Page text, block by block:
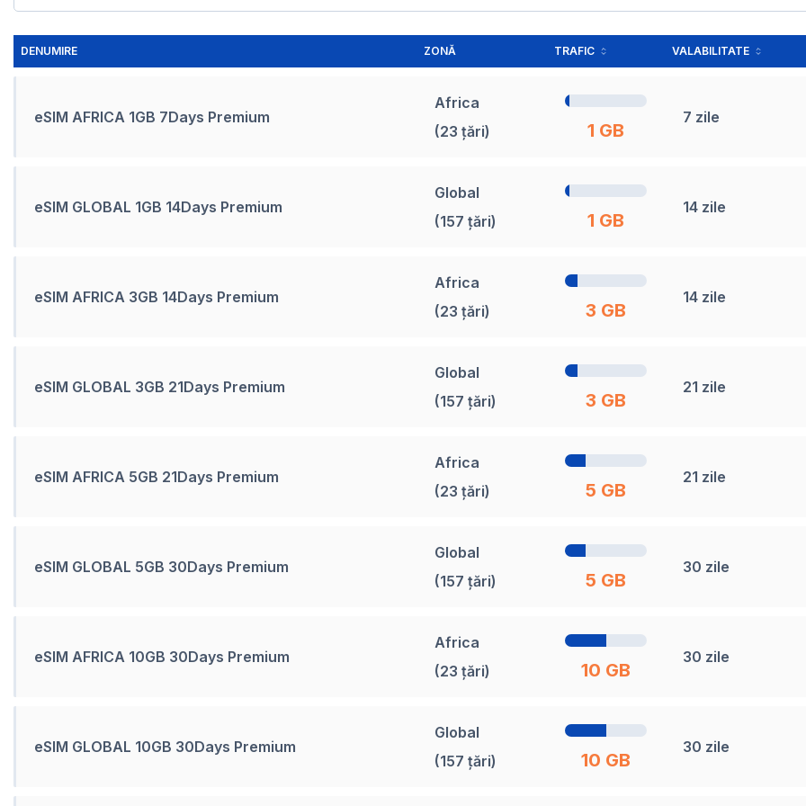
DENUMIRE ZONĂ TRAFIC VALABILITATE
eSIM AFRICA 1GB 7Days Premium
Africa
(23 țări)
1 GB
7 zile
eSIM GLOBAL 1GB 14Days Premium
Global
(157 țări)
1 GB
14 zile
eSIM AFRICA 3GB 14Days Premium
Africa
(23 țări)
3 GB
14 zile
eSIM GLOBAL 3GB 21Days Premium
Global
(157 țări)
3 GB
21 zile
eSIM AFRICA 5GB 21Days Premium
Africa
(23 țări)
5 GB
21 zile
eSIM GLOBAL 5GB 30Days Premium
Global
(157 țări)
5 GB
30 zile
eSIM AFRICA 10GB 30Days Premium
Africa
(23 țări)
10 GB
30 zile
eSIM GLOBAL 10GB 30Days Premium
Global
(157 țări)
10 GB
30 zile